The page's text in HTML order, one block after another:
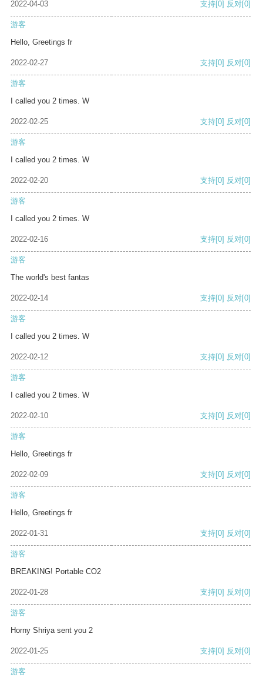
2022-04-03 支持[0] 反对[0]
游客
Hello, Greetings fr
2022-02-27 支持[0] 反对[0]
游客
I called you 2 times. W
2022-02-25 支持[0] 反对[0]
游客
I called you 2 times. W
2022-02-20 支持[0] 反对[0]
游客
I called you 2 times. W
2022-02-16 支持[0] 反对[0]
游客
The world's best fantas
2022-02-14 支持[0] 反对[0]
游客
I called you 2 times. W
2022-02-12 支持[0] 反对[0]
游客
I called you 2 times. W
2022-02-10 支持[0] 反对[0]
游客
Hello, Greetings fr
2022-02-09 支持[0] 反对[0]
游客
Hello, Greetings fr
2022-01-31 支持[0] 反对[0]
游客
BREAKING! Portable CO2
2022-01-28 支持[0] 反对[0]
游客
Horny Shriya sent you 2
2022-01-25 支持[0] 反对[0]
游客